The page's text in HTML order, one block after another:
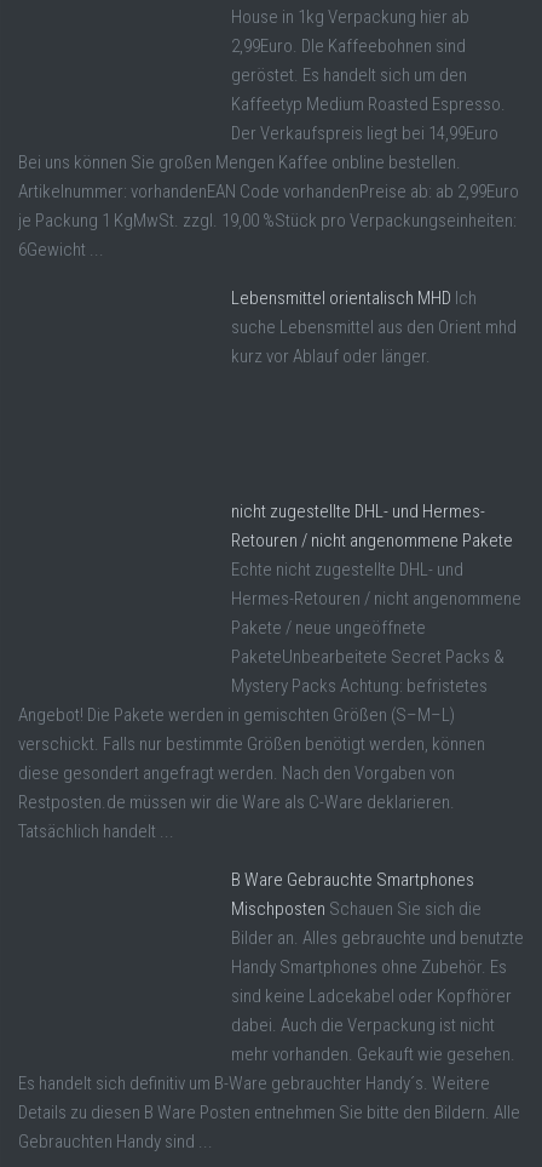
House in 1kg Verpackung hier ab
2,99Euro. DIe Kaffeebohnen sind
geröstet. Es handelt sich um den
Kaffeetyp Medium Roasted Espresso.
Der Verkaufspreis liegt bei 14,99Euro
Bei uns können Sie großen Mengen Kaffee onbline bestellen.
Artikelnummer: vorhandenEAN Code vorhandenPreise ab: ab 2,99Euro
je Packung 1 KgMwSt. zzgl. 19,00 %Stück pro Verpackungseinheiten:
6Gewicht ...
Lebensmittel orientalisch MHD Ich
suche Lebensmittel aus den Orient mhd
kurz vor Ablauf oder länger.
nicht zugestellte DHL- und Hermes-
Retouren / nicht angenommene Pakete
Echte nicht zugestellte DHL- und
Hermes-Retouren / nicht angenommene
Pakete / neue ungeöffnete
PaketeUnbearbeitete Secret Packs &
Mystery Packs Achtung: befristetes
Angebot! Die Pakete werden in gemischten Größen (S–M–L)
verschickt. Falls nur bestimmte Größen benötigt werden, können
diese gesondert angefragt werden. Nach den Vorgaben von
Restposten.de müssen wir die Ware als C-Ware deklarieren.
Tatsächlich handelt ...
B Ware Gebrauchte Smartphones
Mischposten Schauen Sie sich die
Bilder an. Alles gebrauchte und benutzte
Handy Smartphones ohne Zubehör. Es
sind keine Ladcekabel oder Kopfhörer
dabei. Auch die Verpackung ist nicht
mehr vorhanden. Gekauft wie gesehen.
Es handelt sich definitiv um B-Ware gebrauchter Handy´s. Weitere
Details zu diesen B Ware Posten entnehmen Sie bitte den Bildern. Alle
Gebrauchten Handy sind ...